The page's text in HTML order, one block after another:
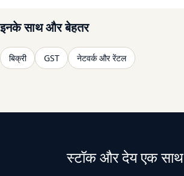
इनके साथ और बेहतर
बिक्री GST नेटवर्क और रेंटल
स्टॉक और देय एक साथ